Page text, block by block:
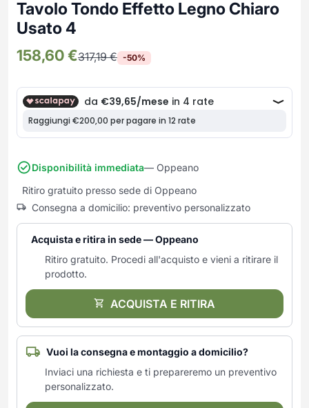
Frullatori
Grattugie elettriche
Pulizia Casa
Sbattitori
Stiro
Tritacarne
Tritaverdure elettrici
Utensili da cucina
Yogurtiere
Lampade da parete
Lampade da tavolo
Lampade da terra
Mobili Ingresso
SOGGIORNO
Complementi Soggiorno
Divani e Poltrone
Soggiorni e Pareti
Tavoli e Tavolini
UFFICIO
Banconi Reception
Cucitrici e accessori
Moduli per ufficio
Poltrone Barber Shop
Scrivanie
TAVOLI USATI
Tavolo Tondo Effetto Legno Chiaro
Usato 4
158,60€317,19€ -50%
Disponibilità immediata— Oppeano
Ritiro gratuito presso sede di Oppeano
Consegna a domicilio: preventivo personalizzato
Acquista e ritira in sede — Oppeano
Ritiro gratuito. Procedi all'acquisto e vieni a ritirare il
prodotto.
ACQUISTA E RITIRA
Vuoi la consegna e montaggio a domicilio?
Inviaci una richiesta e ti prepareremo un preventivo
personalizzato.